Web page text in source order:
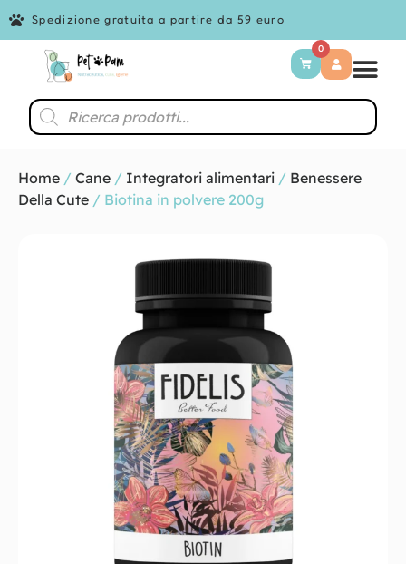
Spedizione gratuita a partire da 59 euro
0
Home / Cane / Integratori alimentari / Benessere
Della Cute / Biotina in polvere 200g